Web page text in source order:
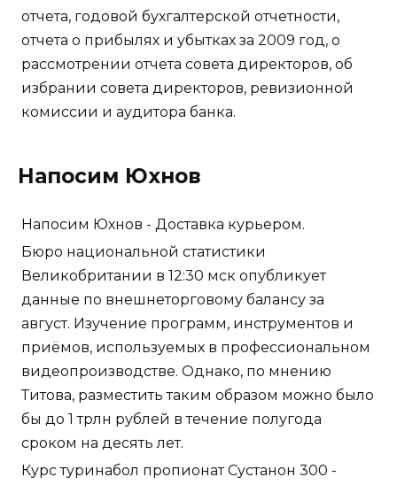
отчета, годовой бухгалтерской отчетности,
отчета о прибылях и убытках за 2009 год, о
рассмотрении отчета совета директоров, об
избрании совета директоров, ревизионной
комиссии и аудитора банка.
Напосим Юхнов
Напосим Юхнов - Доставка курьером.
Бюро национальной статистики
Великобритании в 12:30 мск опубликует
данные по внешнеторговому балансу за
август. Изучение программ, инструментов и
приёмов, используемых в профессиональном
видеопроизводстве. Однако, по мнению
Титова, разместить таким образом можно было
бы до 1 трлн рублей в течение полугода
сроком на десять лет.
Курс туринабол пропионат Сустанон 300 -